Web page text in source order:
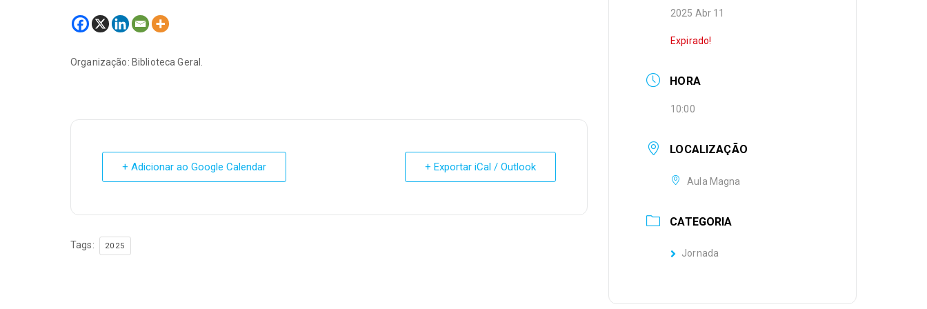
Organização: Biblioteca Geral.
+ Adicionar ao Google Calendar + Exportar iCal / Outlook
Tags: 2025
2025 Abr 11
Expirado!
HORA
10:00
LOCALIZAÇÃO
Aula Magna
CATEGORIA
Jornada